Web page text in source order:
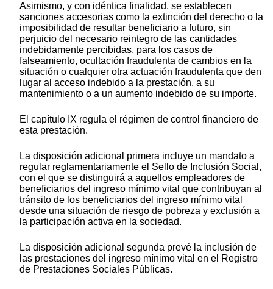
Asimismo, y con idéntica finalidad, se establecen
sanciones accesorias como la extinción del derecho o la
imposibilidad de resultar beneficiario a futuro, sin
perjuicio del necesario reintegro de las cantidades
indebidamente percibidas, para los casos de
falseamiento, ocultación fraudulenta de cambios en la
situación o cualquier otra actuación fraudulenta que den
lugar al acceso indebido a la prestación, a su
mantenimiento o a un aumento indebido de su importe.
El capítulo IX regula el régimen de control financiero de
esta prestación.
La disposición adicional primera incluye un mandato a
regular reglamentariamente el Sello de Inclusión Social,
con el que se distinguirá a aquellos empleadores de
beneficiarios del ingreso mínimo vital que contribuyan al
tránsito de los beneficiarios del ingreso mínimo vital
desde una situación de riesgo de pobreza y exclusión a
la participación activa en la sociedad.
La disposición adicional segunda prevé la inclusión de
las prestaciones del ingreso mínimo vital en el Registro
de Prestaciones Sociales Públicas.